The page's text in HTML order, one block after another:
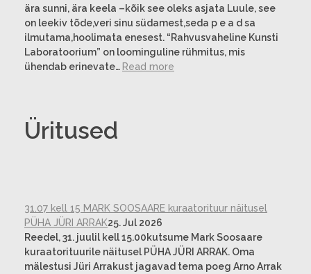
ära sunni, ära keela –kõik see oleks asjata Luule, see
on leekiv tõde,veri sinu südamest,seda p e a d sa
ilmutama,hoolimata enesest. “Rahvusvaheline Kunsti
Laboratoorium” on loominguline rühmitus, mis
ühendab erinevate… Read more
Üritused
31.07 kell 15 MARK SOOSAARE kuraatorituur näitusel
PÜHA JÜRI ARRAK25. Jul 2026
Reedel, 31. juulil kell 15.00kutsume Mark Soosaare
kuraatorituurile näitusel PÜHA JÜRI ARRAK. Oma
mälestusi Jüri Arrakust jagavad tema poeg Arno Arrak